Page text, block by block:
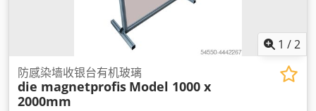
1 /2
防感染墙收银台有机玻璃
die magnetprofis Model 1000 x
2000mm